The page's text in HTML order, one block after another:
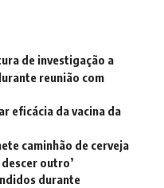
de investigação a
reunião com
eficácia da vacina da
caminhão de cerveja
outro’
durante